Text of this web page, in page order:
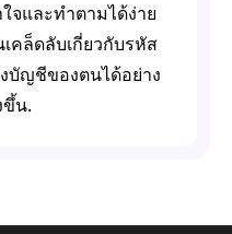
จและทำตามได้ง่าย
คล็ดลับเกี่ยวกับรหัส
บัญชีของตนได้อย่าง
ขึ้น.